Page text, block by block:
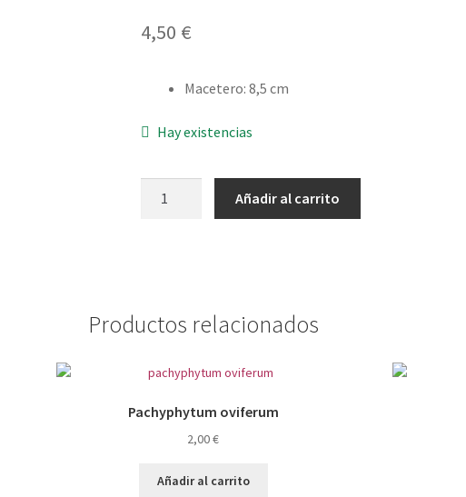
4,50 €
Macetero: 8,5 cm
Hay existencias
Añadir al carrito
Productos relacionados
Pachyphytum oviferum
2,00€
Añadir al carrito